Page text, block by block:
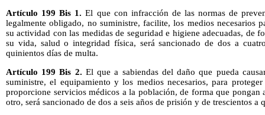
Artículo 199 Bis 1.El que con infracción de las normas de
legalmente obligado, no suministre, facilite, los medios necesarios
su actividad con las medidas de seguridad e higiene adecuadas, de
su vida, salud o integridad física, será sancionado de dos a
quinientos días de multa.
Artículo 199 Bis 2. El que a sabiendas del daño que pueda
suministre, el equipamiento y los medios necesarios, para
proporcione servicios médicos a la población, de forma que pongan
otro, será sancionado de dos a seis años de prisión y de trescientos a